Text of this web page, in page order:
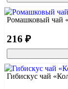
Ромашковый чай
216 ₽
Гибискус чай